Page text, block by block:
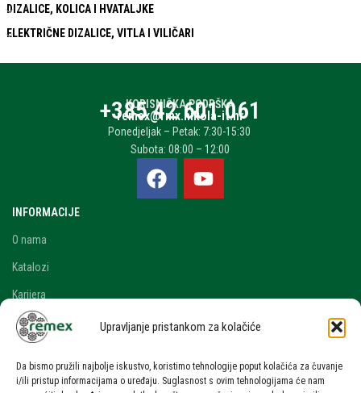
Upravljanje pristankom za kolačiće
Da bismo pružili najbolje iskustvo, koristimo tehnologije poput kolačića za čuvanje
i/ili pristup informacijama o uređaju. Suglasnost s ovim tehnologijama će nam
DIZALICE, KOLICA I HVATALJKE
ELEKTRIČNE DIZALICE, VITLA I VILIČARI
KORISNIČKA PODRŠKA
+385 42 601 061
remex@rmx.nikola-it.hr
Ponedjeljak – Petak: 7:30-15:30
Subota: 08:00 – 12:00
INFORMACIJE
O nama
Katalozi
Karijera
Blog i novosti
RAČUN